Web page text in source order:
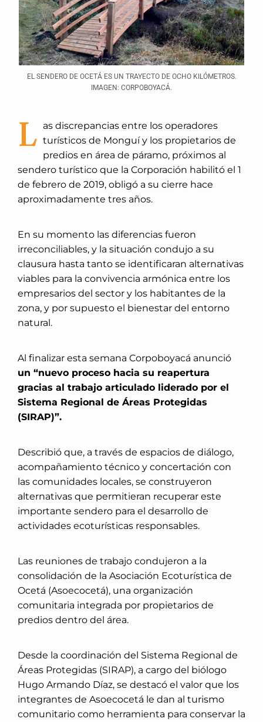
EL SENDERO DE OCETÁ ES UN TRAYECTO DE OCHO KILÓMETROS.
IMAGEN: CORPOBOYACÁ.
L as discrepancias entre los operadores
turísticos de Monguí y los propietarios de
predios en área de páramo, próximos al
sendero turístico que la Corporación habilitó el 1
de febrero de 2019, obligó a su cierre hace
aproximadamente tres años.
En su momento las diferencias fueron
irreconciliables, y la situación condujo a su
clausura hasta tanto se identificaran alternativas
viables para la convivencia armónica entre los
empresarios del sector y los habitantes de la
zona, y por supuesto el bienestar del entorno
natural.
Al finalizar esta semana Corpoboyacá anunció
un “nuevo proceso hacia su reapertura
gracias al trabajo articulado liderado por el
Sistema Regional de Áreas Protegidas
(SIRAP)”.
Describió que, a través de espacios de diálogo,
acompañamiento técnico y concertación con
las comunidades locales, se construyeron
alternativas que permitieran recuperar este
importante sendero para el desarrollo de
actividades ecoturísticas responsables.
Las reuniones de trabajo condujeron a la
consolidación de la Asociación Ecoturística de
Ocetá (Asoecocetá), una organización
comunitaria integrada por propietarios de
predios dentro del área.
Desde la coordinación del Sistema Regional de
Áreas Protegidas (SIRAP), a cargo del biólogo
Hugo Armando Díaz, se destacó el valor que los
integrantes de Asoecocetá le dan al turismo
comunitario como herramienta para conservar la